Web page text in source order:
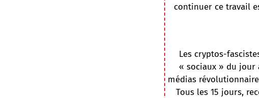
continuer ce travail
Les cryptos-
« sociaux » du jour
médias
Tous les 15 jours,